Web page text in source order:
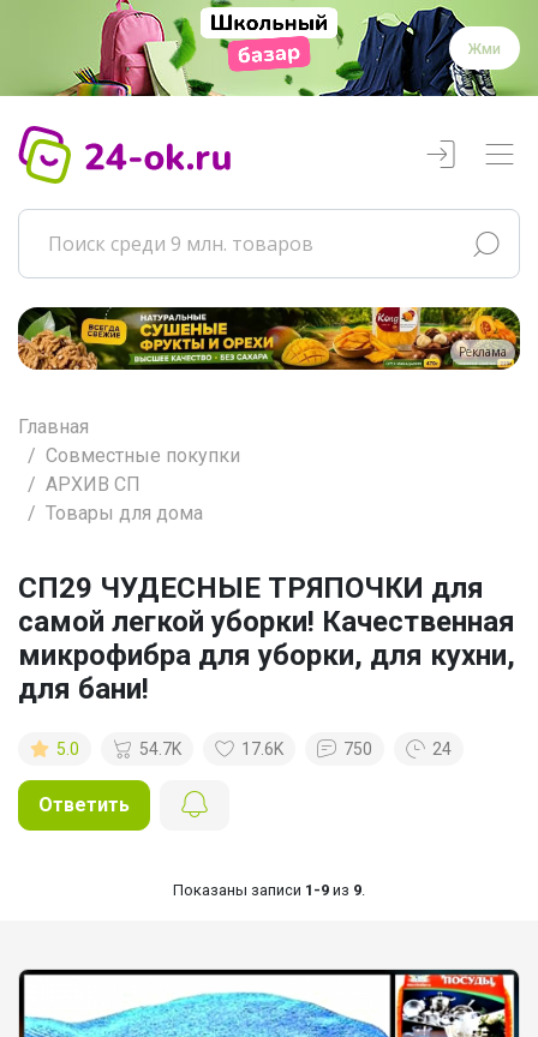
Жми
Реклама
Главная
Совместные покупки
АРХИВ СП
Товары для дома
СП29 ЧУДЕСНЫЕ ТРЯПОЧКИ для
самой легкой уборки! Качественная
микрофибра для уборки, для кухни,
для бани!
5.0 54.7K 17.6K 750 24
Ответить
Показаны записи 1-9 из 9